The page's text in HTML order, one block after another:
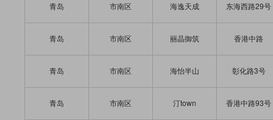
青岛 市南区 海逸天成 东海西路29号
青岛 市南区 丽晶御筑 香港中路
青岛 市南区 海怡半山 彰化路3号
青岛 市南区 汀town 香港中路93号